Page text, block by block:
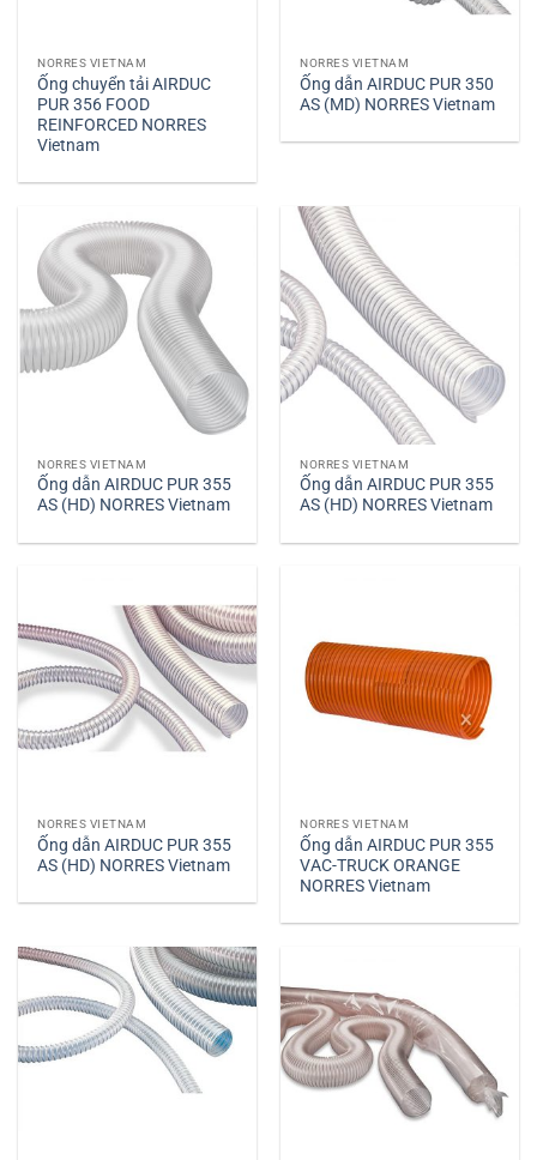
NORRES VIETNAM
Ống chuyển tải AIRDUC
PUR 356 FOOD
REINFORCED NORRES
Vietnam
NORRES VIETNAM
Ống dẫn AIRDUC PUR 350
AS (MD) NORRES Vietnam
NORRES VIETNAM
Ống dẫn AIRDUC PUR 355
AS (HD) NORRES Vietnam
NORRES VIETNAM
Ống dẫn AIRDUC PUR 355
AS (HD) NORRES Vietnam
NORRES VIETNAM
Ống dẫn AIRDUC PUR 355
AS (HD) NORRES Vietnam
NORRES VIETNAM
Ống dẫn AIRDUC PUR 355
VAC-TRUCK ORANGE
NORRES Vietnam